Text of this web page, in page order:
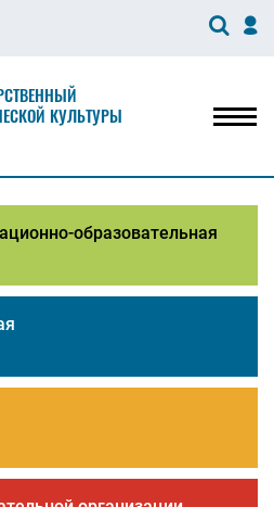
КУЛЬТУРЫ
образовательная